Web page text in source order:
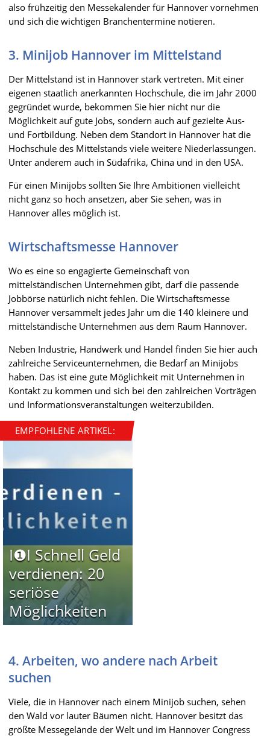
also frühzeitig den Messekalender für Hannover vornehmen
und sich die wichtigen Branchentermine notieren.
3. Minijob Hannover im Mittelstand
Der Mittelstand ist in Hannover stark vertreten. Mit einer
eigenen staatlich anerkannten Hochschule, die im Jahr 2000
gegründet wurde, bekommen Sie hier nicht nur die
Möglichkeit auf gute Jobs, sondern auch auf gezielte Aus-
und Fortbildung. Neben dem Standort in Hannover hat die
Hochschule des Mittelstands viele weitere Niederlassungen.
Unter anderem auch in Südafrika, China und in den USA.
Für einen Minijobs sollten Sie Ihre Ambitionen vielleicht
nicht ganz so hoch ansetzen, aber Sie sehen, was in
Hannover alles möglich ist.
Wirtschaftsmesse Hannover
Wo es eine so engagierte Gemeinschaft von
mittelständischen Unternehmen gibt, darf die passende
Jobbörse natürlich nicht fehlen. Die Wirtschaftsmesse
Hannover versammelt jedes Jahr um die 140 kleinere und
mittelständische Unternehmen aus dem Raum Hannover.
Neben Industrie, Handwerk und Handel finden Sie hier auch
zahlreiche Serviceunternehmen, die Bedarf an Minijobs
haben. Das ist eine gute Möglichkeit mit Unternehmen in
Kontakt zu kommen und sich bei den zahlreichen Vorträgen
und Informationsveranstaltungen weiterzubilden.
EMPFOHLENE ARTIKEL:
I❶I Schnell Geld
verdienen: 20
seriöse
Möglichkeiten
4. Arbeiten, wo andere nach Arbeit
suchen
Viele, die in Hannover nach einem Minijob suchen, sehen
den Wald vor lauter Bäumen nicht. Hannover besitzt das
größte Messegelände der Welt und im Hannover Congress